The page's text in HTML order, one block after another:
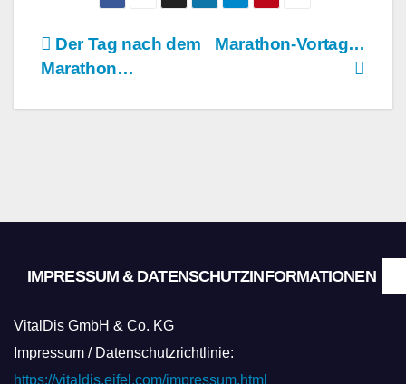
BeitragsnavigationMarathon-Vortag…
Der Tag nach dem
Marathon…
IMPRESSUM & DATENSCHUTZINFORMATIONEN
VitalDis GmbH & Co. KG
Impressum / Datenschutzrichtlinie:
https://vitaldis.eifel.com/impressum.html